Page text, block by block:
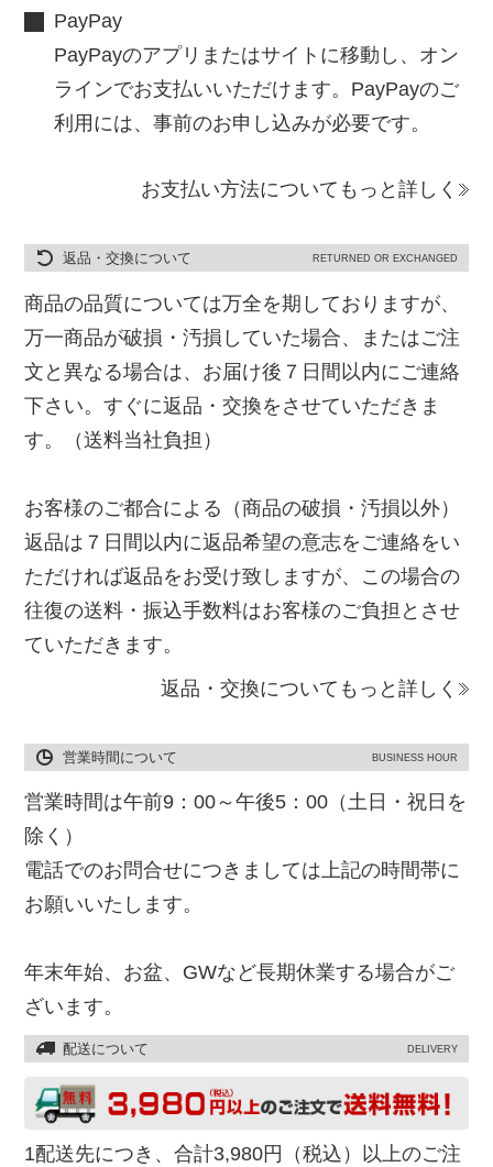
PayPay
PayPayのアプリまたはサイトに移動し、オン
ラインでお支払いいただけます。PayPayのご
利用には、事前のお申し込みが必要です。
お支払い方法についてもっと詳しく
返品・交換について RETURNED OR EXCHANGED
商品の品質については万全を期しておりますが、
万一商品が破損・汚損していた場合、またはご注
文と異なる場合は、お届け後７日間以内にご連絡
下さい。すぐに返品・交換をさせていただきま
す。（送料当社負担）
お客様のご都合による（商品の破損・汚損以外）
返品は７日間以内に返品希望の意志をご連絡をい
ただければ返品をお受け致しますが、この場合の
往復の送料・振込手数料はお客様のご負担とさせ
ていただきます。
返品・交換についてもっと詳しく
営業時間について BUSINESS HOUR
営業時間は午前9：00～午後5：00（土日・祝日を
除く）
電話でのお問合せにつきましては上記の時間帯に
お願いいたします。
年末年始、お盆、GWなど長期休業する場合がご
ざいます。
配送について DELIVERY
1配送先につき、合計3,980円（税込）以上のご注